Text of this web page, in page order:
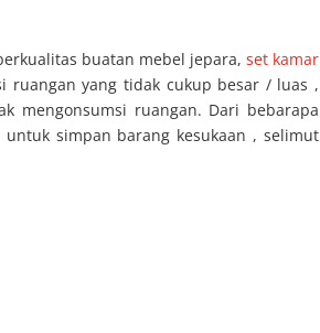
buatan mebel jepara, set kamar
ruangan yang tidak cukup besar / luas ,
mengonsumsi ruangan. Dari bebarapa
simpan barang kesukaan , selimut